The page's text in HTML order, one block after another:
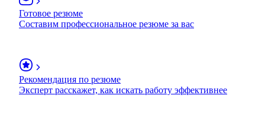
Готовое резюме
Составим профессиональное резюме за вас
Рекомендация по резюме
Эксперт расскажет, как искать работу эффективнее